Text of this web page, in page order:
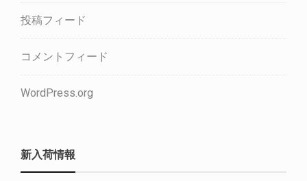
投稿フィード
コメントフィード
WordPress.org
新入荷情報